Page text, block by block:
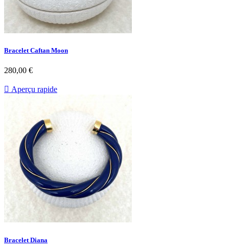
Bracelet Caftan Moon
Prix
280,00 €
 Aperçu rapide
Bracelet Diana